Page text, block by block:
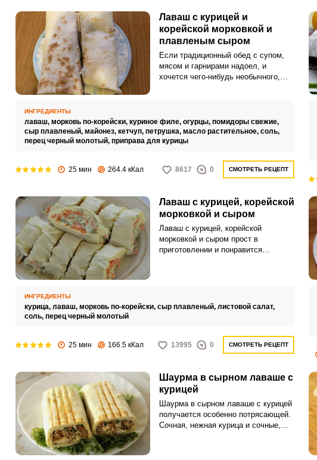
Лаваш с курицей и
корейской морковкой и
плавленым сыром
Если традиционный обед с супом,
мясом и гарнирами надоел, и
хочется чего-нибудь необычного,
также отлично подойдет для пикника
на свежем воздухе. В лаваш
заворачиваем обжаренную со
пикантную корейскую морковку.
ИНГРЕДИЕНТЫ
лаваш, морковь по-корейски, куриное филе, огурцы, помидоры свежие,
сыр плавленый, майонез, кетчуп, петрушка, масло растительное, соль,
перец черный молотый, приправа для курицы
25 мин 264.4 кКал 8617 0 СМОТРЕТЬ РЕЦЕПТ
Лаваш с курицей, корейской
морковкой и сыром
Лаваш с курицей, корейской
морковкой и сыром прост в
приготовлении и понравится
Нарезанный на порции, такой рулет
ИНГРЕДИЕНТЫ
курица, лаваш, морковь по-корейски, сыр плавленый, листовой салат,
соль, перец черный молотый
25 мин 166.5 кКал 13995 0 СМОТРЕТЬ РЕЦЕПТ
Шаурма в сырном лаваше с
курицей
Шаурма в сырном лаваше с курицей
получается особенно потрясающей.
Сочная, нежная курица и сочные,